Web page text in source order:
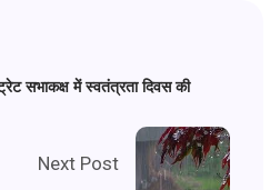
सभाकक्ष में स्वतंत्रता दिवस की
Next Post